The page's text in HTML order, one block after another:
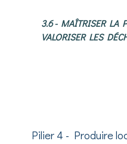
3.6 - MAÎTRISER LA
VALORISER LES
Pilier 4 - Produire